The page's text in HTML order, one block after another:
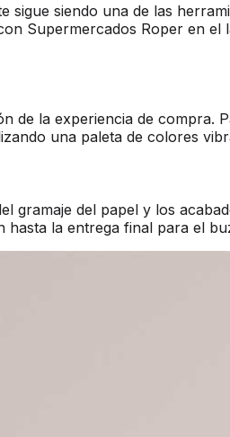
siendo una de las
Supermercados Roper en
de la experiencia de compra.
una paleta de colores
gramaje del papel y los
la entrega final para el